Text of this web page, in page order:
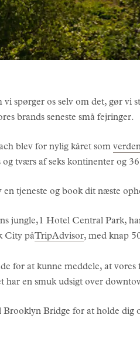
spørger os selv om det, gør vi
brands seneste små fejringer.
blev for nylig kåret som
tværs af seks kontinenter og
en tjeneste og book dit næste
jungle,1 Hotel Central Park,
City påTripAdvisor, med knap
for at kunne meddele, at
har en smuk udsigt over
Bridge for at holde dig